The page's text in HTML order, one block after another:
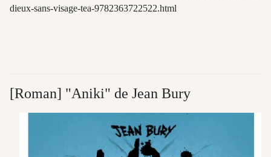
dieux-sans-visage-tea-9782363722522.html
[Roman] "Aniki" de Jean Bury